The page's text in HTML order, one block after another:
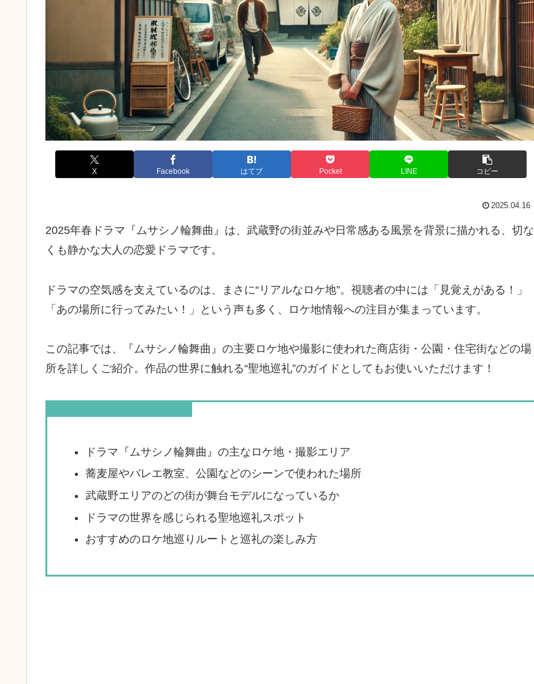
X Facebook はてブ Pocket LINE コピー
2025.04.16
2025年春ドラマ『ムサシノ輪舞曲』は、武蔵野の街並みや日常感ある風景を背景に描かれる、切な
くも静かな大人の恋愛ドラマです。
ドラマの空気感を支えているのは、まさに“リアルなロケ地”。視聴者の中には「見覚えがある！」
「あの場所に行ってみたい！」という声も多く、ロケ地情報への注目が集まっています。
この記事では、『ムサシノ輪舞曲』の主要ロケ地や撮影に使われた商店街・公園・住宅街などの場
所を詳しくご紹介。作品の世界に触れる“聖地巡礼”のガイドとしてもお使いいただけます！
ドラマ『ムサシノ輪舞曲』の主なロケ地・撮影エリア
蕎麦屋やバレエ教室、公園などのシーンで使われた場所
武蔵野エリアのどの街が舞台モデルになっているか
ドラマの世界を感じられる聖地巡礼スポット
おすすめのロケ地巡りルートと巡礼の楽しみ方